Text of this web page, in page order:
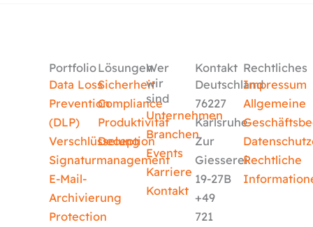
Portfolio
Data Loss
Prevention
(DLP)
Verschlüsselung
Signaturmanagement
E-Mail-
Archivierung
Protection
Lösungen
Sicherheit
Compliance
Produktivität
Deception
Wer
wir
sind
Unternehmen
Branchen
Events
Karriere
Kontakt
Kontakt
Deutschland
76227
Karlsruhe
Zur
Giesserei
19-27B
+49
721
Rechtliches
Impressum
Allgemeine
Rechtliche